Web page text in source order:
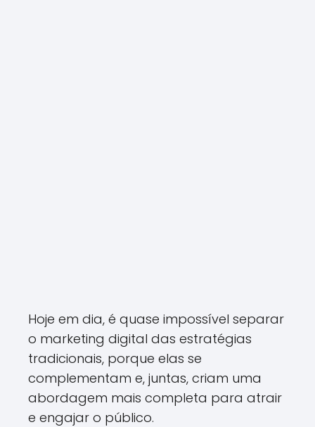
Hoje em dia, é quase impossível separar
o marketing digital das estratégias
tradicionais, porque elas se
complementam e, juntas, criam uma
abordagem mais completa para atrair
e engajar o público.